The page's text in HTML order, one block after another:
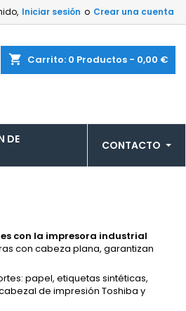
Iniciar sesión o Crear una cuenta
shopping_cart Carrito: 0 Productos - 0,00 €
DE
CONTACTO
con la impresora industrial
con cabeza plana, garantizan
papel, etiquetas sintéticas,
de impresión Toshiba y